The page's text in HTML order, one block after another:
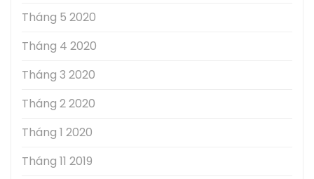
Tháng 5 2020
Tháng 4 2020
Tháng 3 2020
Tháng 2 2020
Tháng 1 2020
Tháng 11 2019